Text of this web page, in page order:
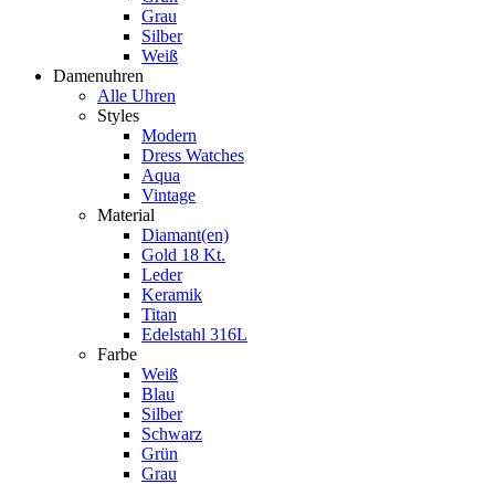
Grau
Silber
Weiß
Damenuhren
Alle Uhren
Styles
Modern
Dress Watches
Aqua
Vintage
Material
Diamant(en)
Gold 18 Kt.
Leder
Keramik
Titan
Edelstahl 316L
Farbe
Weiß
Blau
Silber
Schwarz
Grün
Grau